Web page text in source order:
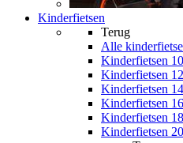
Kinderfietsen
Terug
Alle
Kinderfietsen
Kinderfietsen
Kinderfietsen
Kinderfietsen
Kinderfietsen
Kinderfietsen